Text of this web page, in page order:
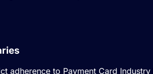
adherence to Payment Card